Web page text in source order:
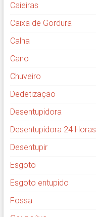
Caieiras
Caixa de Gordura
Calha
Cano
Chuveiro
Dedetização
Desentupidora
Desentupidora 24 Horas
Desentupir
Esgoto
Esgoto entupido
Fossa